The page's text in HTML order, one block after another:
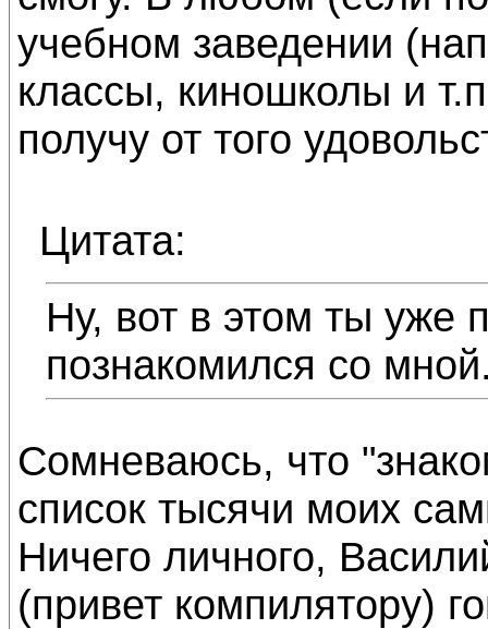
учебном заведении
классы, киношколы и
получу от того
Цитата:
Ну, вот в этом ты уже
познакомился со
Сомневаюсь, что
список тысячи моих
Ничего личного,
(привет компилятору)